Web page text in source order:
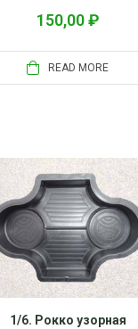
150,00₽
READ MORE
1/6. Рокко узорная